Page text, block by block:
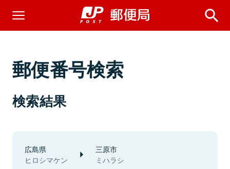
郵便番号検索
検索結果
広島県
ヒロシマケン
三原市
ミハラシ